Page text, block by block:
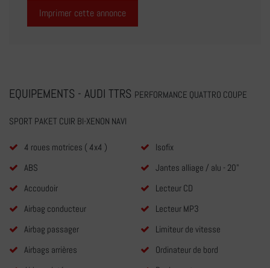
Imprimer cette annonce
EQUIPEMENTS - AUDI TTRS PERFORMANCE QUATTRO COUPE
SPORT PAKET CUIR BI-XENON NAVI
4 roues motrices ( 4x4 )
ABS
Accoudoir
Airbag conducteur
Airbag passager
Airbags arrières
Isofix
Jantes alliage / alu - 20"
Lecteur CD
Lecteur MP3
Limiteur de vitesse
Ordinateur de bord